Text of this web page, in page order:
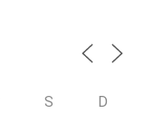
S D